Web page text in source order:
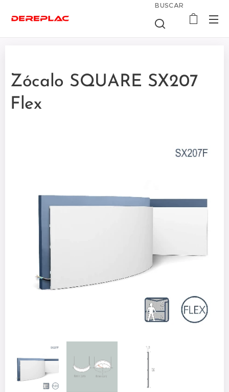
BUSCAR
Zócalo SQUARE SX207
Flex